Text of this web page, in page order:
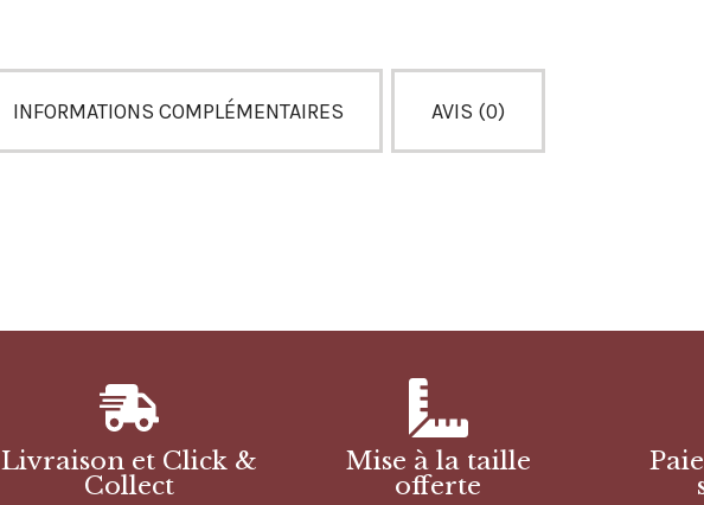
INFORMATIONS COMPLÉMENTAIRES AVIS (0)
Livraison et Click &
Collect
Mise à la taille
offerte